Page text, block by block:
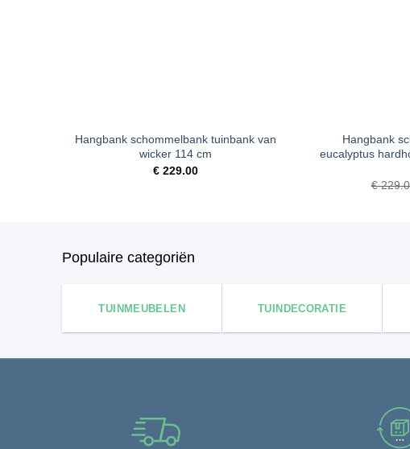
Hangbank schommelbank tuinbank van
wicker 114 cm
€ 229.00
Hangbank
eucalyptus
€
Populaire categoriën
TUINMEUBELEN TUINDECORATIE